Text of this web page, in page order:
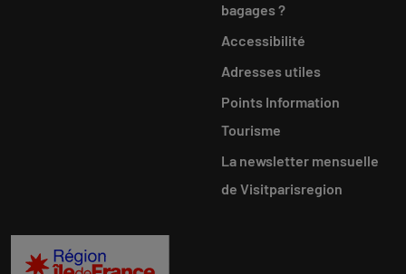
bagages ?
Accessibilité
Adresses utiles
Points Information
Tourisme
La newsletter mensuelle
de Visitparisregion